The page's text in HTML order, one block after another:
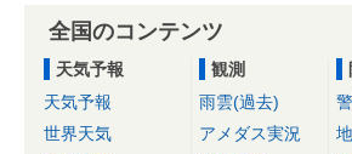
全国のコンテンツ
天気予報
天気予報
世界天気
観測
雨雲(過去)
アメダス実況